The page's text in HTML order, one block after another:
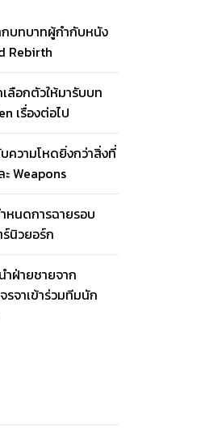
กบทบาทผู้กำกับหนัง
Rebirth
ลือกตัวให้มารับบท
เรื่องต่อไป
ความโหดยิ่งกว่าสิ่งที่
Weapons
หนดการฉายรอบ
นิวยอร์ก
ฝ่ายชายจาก
รจาเข้าร่วมทีมนัก